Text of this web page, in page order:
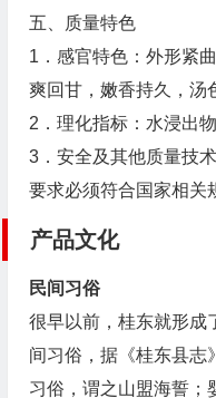
五、质量特色
1．感官特色：外形紧
爽回甘，嫩香持久，汤
2．理化指标：水浸出
3．安全及其他质量技
要求必须符合国家相关
产品文化
民间习俗
很早以前，桂东就形成
间习俗，据《桂东县志
习俗，谓之山盟海誓；